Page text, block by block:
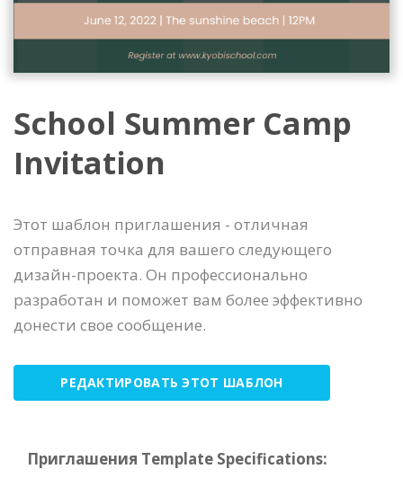
School Summer Camp
Invitation
Этот шаблон приглашения - отличная
отправная точка для вашего следующего
дизайн-проекта. Он профессионально
разработан и поможет вам более эффективно
донести свое сообщение.
РЕДАКТИРОВАТЬ ЭТОТ ШАБЛОН
Приглашения Template Specifications: